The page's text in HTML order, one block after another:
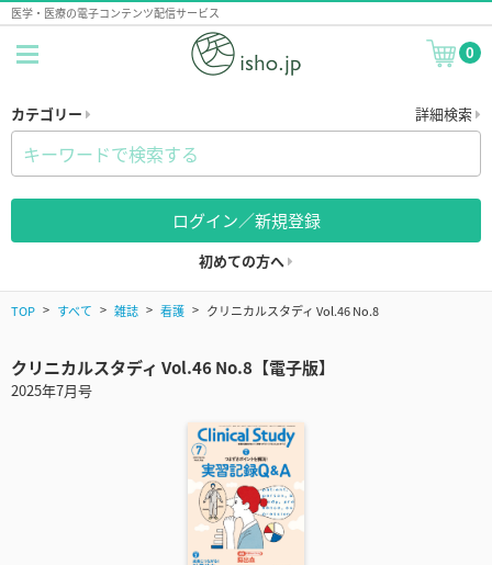
医学・医療の電子コンテンツ配信サービス
0
カテゴリー 詳細検索
ログイン／新規登録
初めての方へ
TOP すべて 雑誌 看護 クリニカルスタディ Vol.46 No.8
クリニカルスタディ Vol.46 No.8【電子版】
2025年7月号